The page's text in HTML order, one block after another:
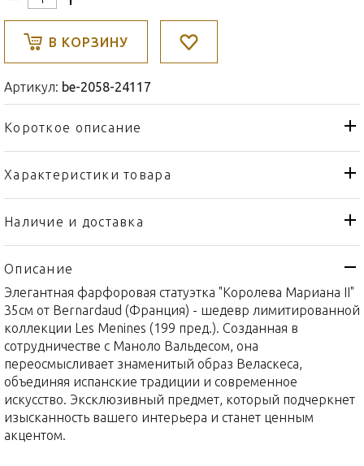
В КОРЗИНУ
Артикул: be-2058-24117
Короткое описание
Характеристики товара
Тип товара
Статуэтка
Бренд
Коллекция
Les Menines
Страна производителя
Материал
Фарфор
Объем / Размер
35см
Наличие и доставка
Описание
Элегантная фарфоровая статуэтка "Королева Мариана II"
35см от Bernardaud (Франция) - шедевр лимитированной
коллекции Les Menines (199 пред.). Созданная в
сотрудничестве с Маноло Вальдесом, она
переосмысливает знаменитый образ Веласкеса,
объединяя испанские традиции и современное
искусство. Эксклюзивный предмет, который подчеркнет
изысканность вашего интерьера и станет ценным
акцентом.